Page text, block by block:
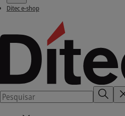
Ditec e-shop